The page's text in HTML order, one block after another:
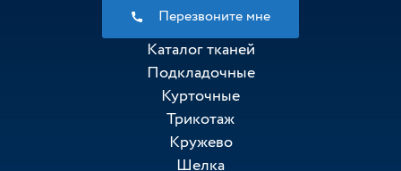
Перезвоните мне
Каталог тканей
Подкладочные
Курточные
Трикотаж
Кружево
Шелка